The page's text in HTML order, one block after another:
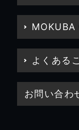
MOKUBA
よくある
お問い合わ